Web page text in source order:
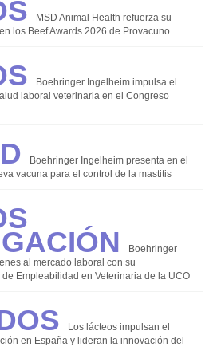
y Equipos
Animal
y Genética
MSD Animal Health refuerza su
los Beef Awards 2026 de Provacuno
Boehringer Ingelheim impulsa el
laboral veterinaria en el Congreso
Boehringer Ingelheim presenta en el
vacuna para el control de la mastitis
Boehringer
al mercado laboral con su
Empleabilidad en Veterinaria de la UCO
Los lácteos impulsan el
en España y lideran la innovación del